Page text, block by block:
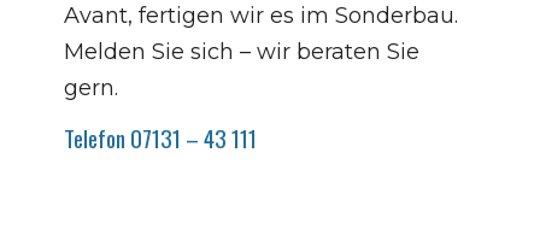
Avant, fertigen wir es im Sonderbau.
Melden Sie sich – wir beraten Sie
gern.
Telefon 07131 – 43 111